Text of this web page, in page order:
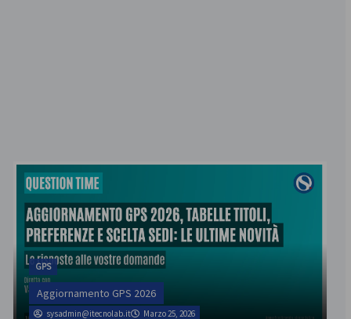
GPS
Aggiornamento GPS 2026
sysadmin@itecnolab.it Marzo 25, 2026